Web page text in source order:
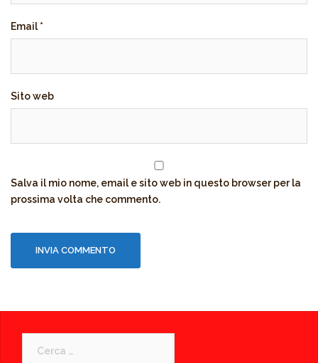
Email*
Sito web
Salva il mio nome, email e sito web in questo browser per la
prossima volta che commento.
per: